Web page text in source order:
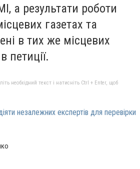
а результати роботи
газетах та
в тих же місцевих
петиції.
необхідний текст і натисніть Ctrl + Enter, щоб
незалежних експертів для перевірки